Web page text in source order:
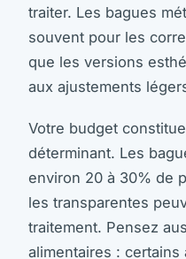
traiter. Les bagues
souvent pour les
que les versions
aux ajustements
Votre budget
déterminant. Les
environ 20 à 30% de
les transparentes
traitement. Pensez
alimentaires : certains